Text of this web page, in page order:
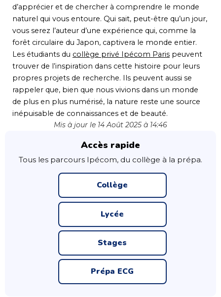
d’apprécier et de chercher à comprendre le monde
naturel qui vous entoure. Qui sait, peut-être qu’un jour,
vous serez l’auteur d’une expérience qui, comme la
forêt circulaire du Japon, captivera le monde entier.
Les étudiants du collège privé Ipécom Paris peuvent
trouver de l’inspiration dans cette histoire pour leurs
propres projets de recherche. Ils peuvent aussi se
rappeler que, bien que nous vivions dans un monde
de plus en plus numérisé, la nature reste une source
inépuisable de connaissances et de beauté.
Mis à jour le 14 Août 2025 à 14:46
Accès rapide
Tous les parcours Ipécom, du collège à la prépa.
Collège
Lycée
Stages
Prépa ECG